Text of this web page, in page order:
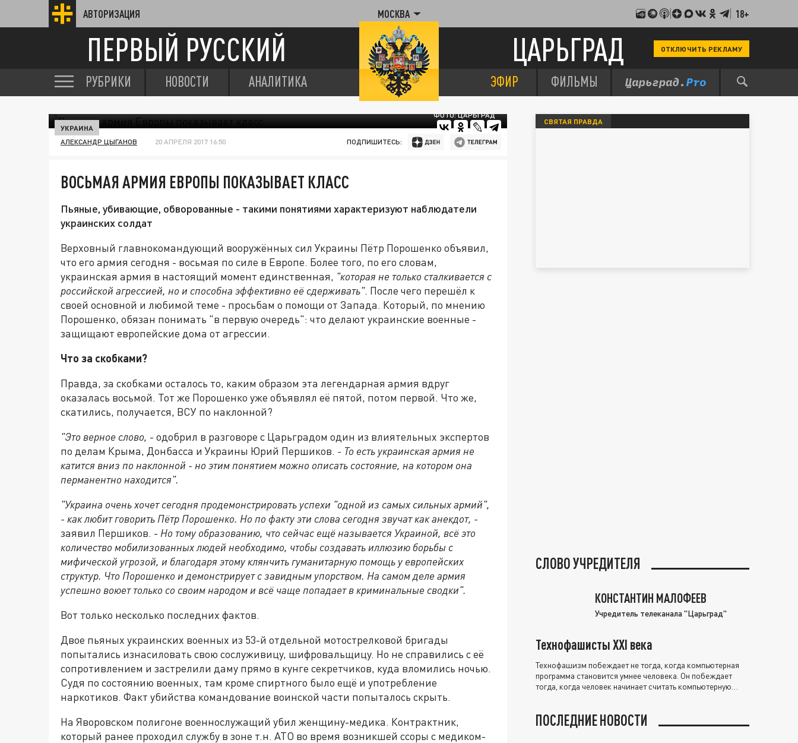
АВТОРИЗАЦИЯ МОСКВА 18+
ПЕРВЫЙ РУССКИЙ ЦАРЬГРАД ОТКЛЮЧИТЬ РЕКЛАМУ
РУБРИКИ НОВОСТИ АНАЛИТИКА ЭФИР ФИЛЬМЫ
ФОТО: ЦАРЬГРАД
УКРАИНА
АЛЕКСАНДР ЦЫГАНОВ 20 АПРЕЛЯ 2017 16:50 ПОДПИШИТЕСЬ:
ВОСЬМАЯ АРМИЯ ЕВРОПЫ ПОКАЗЫВАЕТ КЛАСС
Пьяные, убивающие, обворованные - такими понятиями характеризуют наблюдатели
украинских солдат
Верховный главнокомандующий вооружённых сил Украины Пётр Порошенко объявил,
что его армия сегодня - восьмая по силе в Европе. Более того, по его словам,
украинская армия в настоящий момент единственная, "которая не только сталкивается с
российской агрессией, но и способна эффективно её сдерживать". После чего перешёл к
своей основной и любимой теме - просьбам о помощи от Запада. Который, по мнению
Порошенко, обязан понимать "в первую очередь": что делают украинские военные -
защищают европейские дома от агрессии.
Что за скобками?
Правда, за скобками осталось то, каким образом эта легендарная армия вдруг
оказалась восьмой. Тот же Порошенко уже объявлял её пятой, потом первой. Что же,
скатились, получается, ВСУ по наклонной?
"Это верное слово, - одобрил в разговоре с Царьградом один из влиятельных экспертов
по делам Крыма, Донбасса и Украины Юрий Першиков. - То есть украинская армия не
катится вниз по наклонной - но этим понятием можно описать состояние, на котором она
перманентно находится".
"Украина очень хочет сегодня продемонстрировать успехи "одной из самых сильных армий",
- как любит говорить Пётр Порошенко. Но по факту эти слова сегодня звучат как анекдот, -
заявил Першиков. - Но тому образованию, что сейчас ещё называется Украиной, всё это
количество мобилизованных людей необходимо, чтобы создавать иллюзию борьбы с
мифической угрозой, и благодаря этому клянчить гуманитарную помощь у европейских
структур. Что Порошенко и демонстрирует с завидным упорством. На самом деле армия
успешно воюет только со своим народом и всё чаще попадает в криминальные сводки".
Вот только несколько последних фактов.
Двое пьяных украинских военных из 53-й отдельной мотострелковой бригады
попытались изнасиловать свою сослуживицу, шифровальщицу. Но не справились с её
сопротивлением и застрелили даму прямо в кунге секретчиков, куда вломились ночью.
Судя по состоянию военных, там кроме спиртного было ещё и употребление
наркотиков. Факт убийства командование воинской части попыталось скрыть.
На Яворовском полигоне военнослужащий убил женщину-медика. Контрактник,
который ранее проходил службу в зоне т.н. АТО во время возникшей ссоры с медиком-
СВЯТАЯ ПРАВДА
СЛОВО УЧРЕДИТЕЛЯ
КОНСТАНТИН МАЛОФЕЕВ
Учредитель телеканала "Царьград"
Технофашисты XXI века
Технофашизм побеждает не тогда, когда компьютерная
программа становится умнее человека. Он побеждает
тогда, когда человек начинает считать компьютерную
ПОСЛЕДНИЕ НОВОСТИ